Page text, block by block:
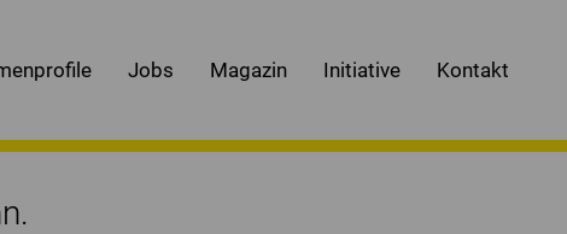
Jobs Magazin Initiative Kontakt